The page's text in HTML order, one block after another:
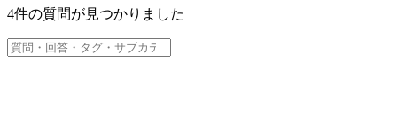
4件の質問が見つかりました